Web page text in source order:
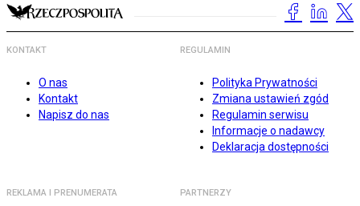
KONTAKT
O nas
Kontakt
Napisz do nas
REGULAMIN
Polityka Prywatności
Zmiana ustawień zgód
Regulamin serwisu
Informacje o nadawcy
Deklaracja dostępności
REKLAMA I PRENUMERATA PARTNERZY